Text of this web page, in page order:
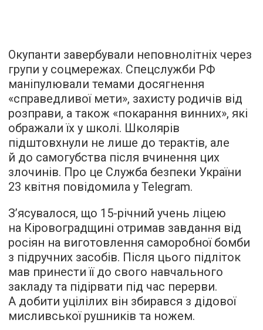
Окупанти завербували неповнолітніх через
групи у соцмережах. Спецслужби РФ
маніпулювали темами досягнення
«справедливої мети», захисту родичів від
розправи, а також «покарання винних», які
ображали їх у школі. Школярів
підштовхнули не лише до терактів, але
й до самогубства після вчинення цих
злочинів. Про це Служба безпеки України
23 квітня повідомила у Telegram.
З’ясувалося, що 15-річний учень ліцею
на Кіровоградщині отримав завдання від
росіян на виготовлення саморобної бомби
з підручних засобів. Після цього підліток
мав принести її до свого навчального
закладу та підірвати під час перерви.
А добити уцілілих він збирався з дідової
мисливської рушників та ножем.